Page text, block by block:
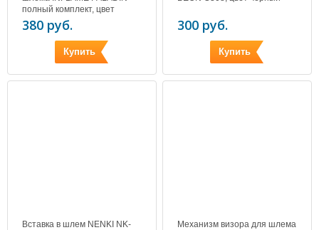
полный комплект, цвет
черный
380 руб.
Купить
300 руб.
Купить
Вставка в шлем NENKI NK-
Механизм визора для шлема